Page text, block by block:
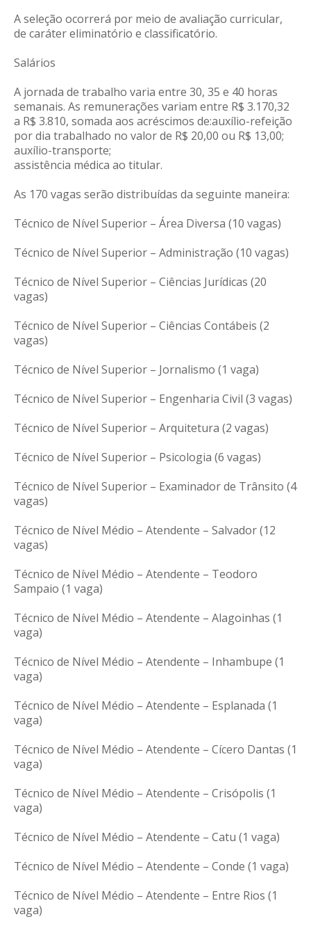
A seleção ocorrerá por meio de avaliação curricular,
de caráter eliminatório e classificatório.
Salários
A jornada de trabalho varia entre 30, 35 e 40 horas
semanais. As remunerações variam entre R$ 3.170,32
a R$ 3.810, somada aos acréscimos de:auxílio-refeição
por dia trabalhado no valor de R$ 20,00 ou R$ 13,00;
auxílio-transporte;
assistência médica ao titular.
As 170 vagas serão distribuídas da seguinte maneira:
Técnico de Nível Superior – Área Diversa (10 vagas)
Técnico de Nível Superior – Administração (10 vagas)
Técnico de Nível Superior – Ciências Jurídicas (20
vagas)
Técnico de Nível Superior – Ciências Contábeis (2
vagas)
Técnico de Nível Superior – Jornalismo (1 vaga)
Técnico de Nível Superior – Engenharia Civil (3 vagas)
Técnico de Nível Superior – Arquitetura (2 vagas)
Técnico de Nível Superior – Psicologia (6 vagas)
Técnico de Nível Superior – Examinador de Trânsito (4
vagas)
Técnico de Nível Médio – Atendente – Salvador (12
vagas)
Técnico de Nível Médio – Atendente – Teodoro
Sampaio (1 vaga)
Técnico de Nível Médio – Atendente – Alagoinhas (1
vaga)
Técnico de Nível Médio – Atendente – Inhambupe (1
vaga)
Técnico de Nível Médio – Atendente – Esplanada (1
vaga)
Técnico de Nível Médio – Atendente – Cícero Dantas (1
vaga)
Técnico de Nível Médio – Atendente – Crisópolis (1
vaga)
Técnico de Nível Médio – Atendente – Catu (1 vaga)
Técnico de Nível Médio – Atendente – Conde (1 vaga)
Técnico de Nível Médio – Atendente – Entre Rios (1
vaga)